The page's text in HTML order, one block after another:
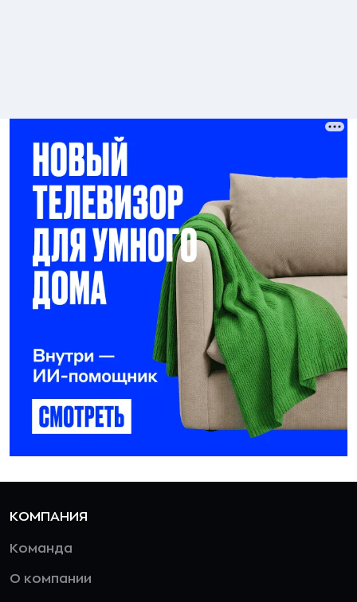
КОМПАНИЯ
Команда
О компании